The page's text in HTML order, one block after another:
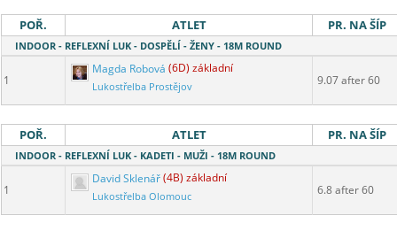
POŘ. ATLET PR. NA ŠÍP
INDOOR - REFLEXNÍ LUK - DOSPĚLÍ - ŽENY - 18M ROUND
1
Magda Robová (6D) základní
Lukostřelba Prostějov 9.07 after 60
POŘ. ATLET PR. NA ŠÍP
INDOOR - REFLEXNÍ LUK - KADETI - MUŽI - 18M ROUND
1
David Sklenář(4B) základní
Lukostřelba Olomouc 6.8 after 60